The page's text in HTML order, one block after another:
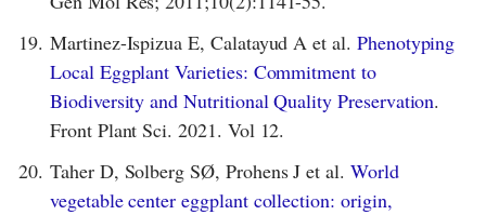
19. Martinez-Ispizua E, Calatayud A et al. Phenotyping
Local Eggplant Varieties: Commitment to
Biodiversity and Nutritional Quality Preservation.
Front Plant Sci. 2021. Vol 12.
20. Taher D, Solberg SØ, Prohens J et al. World
vegetable center eggplant collection: origin,